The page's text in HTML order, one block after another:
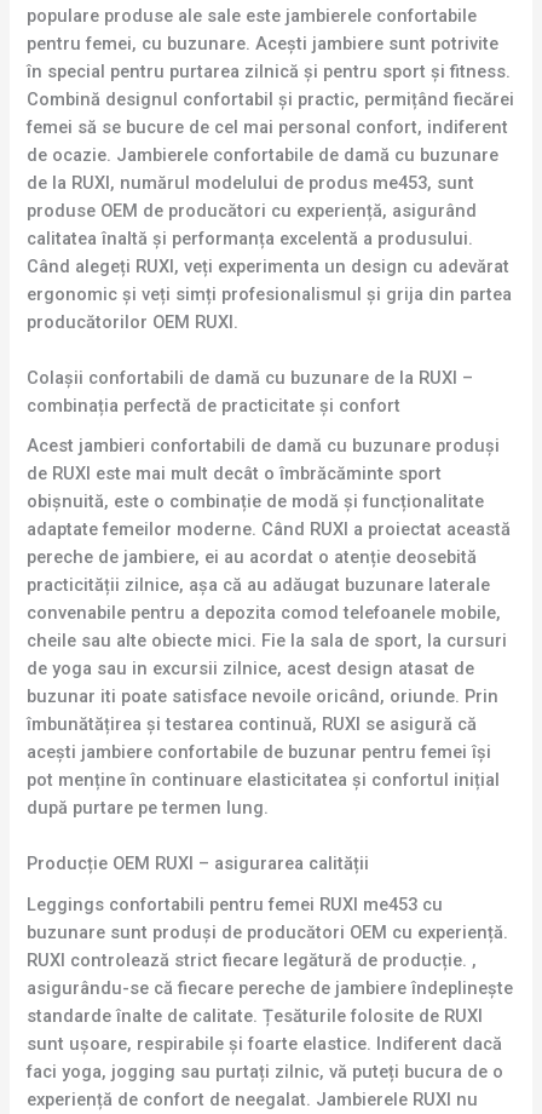
populare produse ale sale este jambierele confortabile
pentru femei, cu buzunare. Acești jambiere sunt potrivite
în special pentru purtarea zilnică și pentru sport și fitness.
Combină designul confortabil și practic, permițând fiecărei
femei să se bucure de cel mai personal confort, indiferent
de ocazie. Jambierele confortabile de damă cu buzunare
de la RUXI, numărul modelului de produs me453, sunt
produse OEM de producători cu experiență, asigurând
calitatea înaltă și performanța excelentă a produsului.
Când alegeți RUXI, veți experimenta un design cu adevărat
ergonomic și veți simți profesionalismul și grija din partea
producătorilor OEM RUXI.
Colașii confortabili de damă cu buzunare de la RUXI –
combinația perfectă de practicitate și confort
Acest jambieri confortabili de damă cu buzunare produși
de RUXI este mai mult decât o îmbrăcăminte sport
obișnuită, este o combinație de modă și funcționalitate
adaptate femeilor moderne. Când RUXI a proiectat această
pereche de jambiere, ei au acordat o atenție deosebită
practicității zilnice, așa că au adăugat buzunare laterale
convenabile pentru a depozita comod telefoanele mobile,
cheile sau alte obiecte mici. Fie la sala de sport, la cursuri
de yoga sau in excursii zilnice, acest design atasat de
buzunar iti poate satisface nevoile oricând, oriunde. Prin
îmbunătățirea și testarea continuă, RUXI se asigură că
acești jambiere confortabile de buzunar pentru femei își
pot menține în continuare elasticitatea și confortul inițial
după purtare pe termen lung.
Producție OEM RUXI – asigurarea calității
Leggings confortabili pentru femei RUXI me453 cu
buzunare sunt produși de producători OEM cu experiență.
RUXI controlează strict fiecare legătură de producție. ,
asigurându-se că fiecare pereche de jambiere îndeplinește
standarde înalte de calitate. Țesăturile folosite de RUXI
sunt ușoare, respirabile și foarte elastice. Indiferent dacă
faci yoga, jogging sau purtați zilnic, vă puteți bucura de o
experiență de confort de neegalat. Jambierele RUXI nu